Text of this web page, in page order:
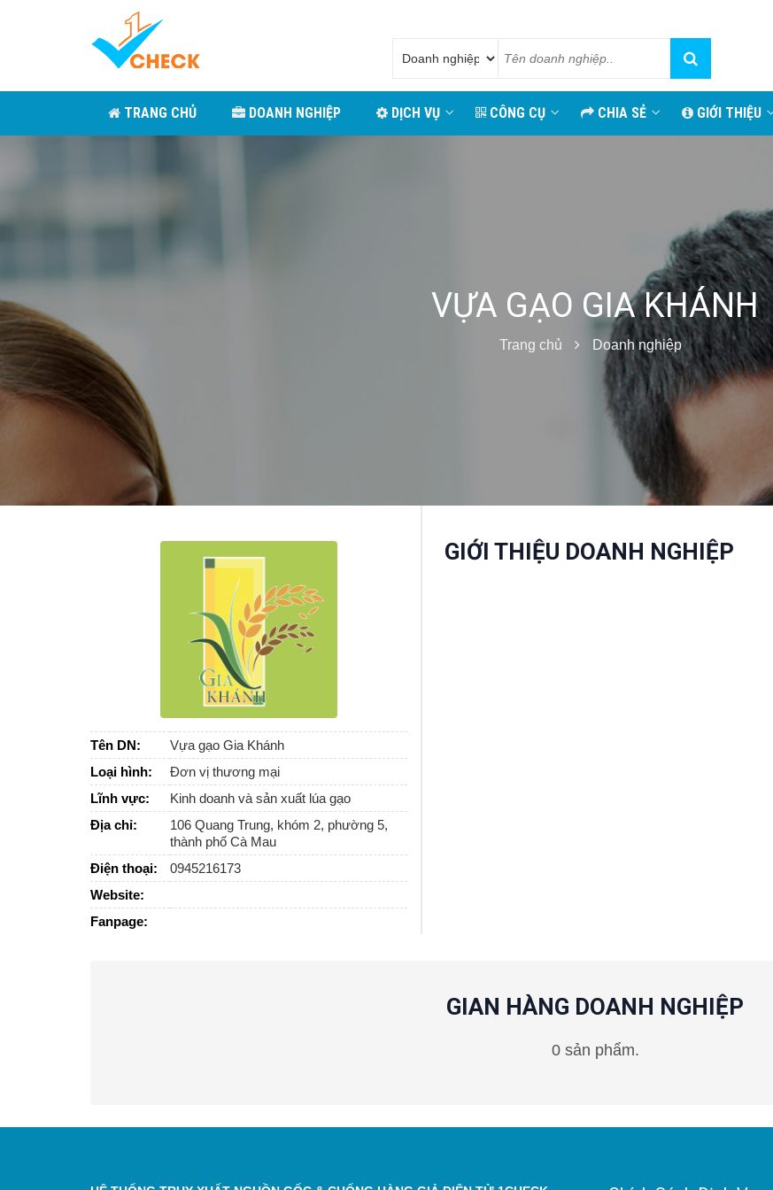
TRANG CHỦ DOANH NGHIỆP DỊCH VỤ CÔNG CỤ CHIA SẺ GIỚI THIỆU
VỰA GẠO GIA KHÁNH
Trang chủ Doanh nghiệp
Tên DN:
Vựa gạo Gia Khánh
Loại hình:
Đơn vị thương mại
Lĩnh vực:
Kinh doanh và sản xuất lúa gạo
Địa chỉ:
106 Quang Trung, khóm 2, phường 5,
thành phố Cà Mau
Điện thoại:
0945216173
Website:
Fanpage:
GIỚI THIỆU DOANH NGHIỆP
GIAN HÀNG DOANH NGHIỆP
0 sản phẩm.